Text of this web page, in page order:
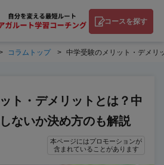
コースを探す
コラムトップ 中学受験のメリット・デメリ
ト・デメリットとは？中
ないか決め方のも解説
本ページにはプロモーションが
含まれていることがあります